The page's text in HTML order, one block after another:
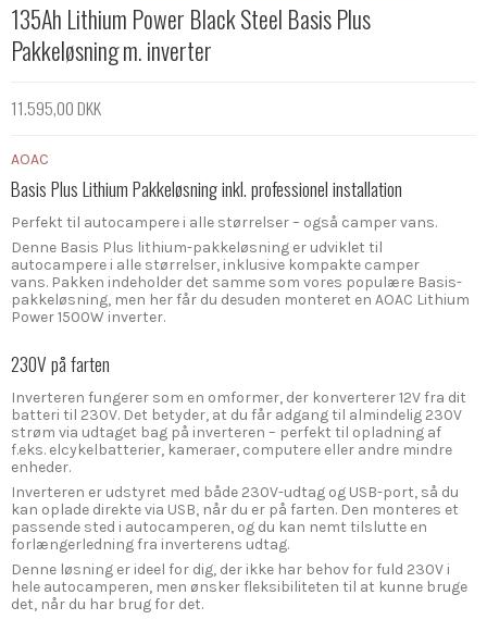
135Ah Lithium Power Black Steel Basis Plus
Pakkeløsning m. inverter
11.595,00 DKK
AOAC
Basis Plus Lithium Pakkeløsning inkl. professionel installation
Perfekt til autocampere i alle størrelser – også camper vans.
Denne Basis Plus lithium-pakkeløsning er udviklet til
autocampere i alle størrelser, inklusive kompakte camper
vans. Pakken indeholder det samme som vores populære Basis-
pakkeløsning, men her får du desuden monteret en AOAC Lithium
Power 1500W inverter.
230V på farten
Inverteren fungerer som en omformer, der konverterer 12V fra dit
batteri til 230V. Det betyder, at du får adgang til almindelig 230V
strøm via udtaget bag på inverteren – perfekt til opladning af
f.eks. elcykelbatterier, kameraer, computere eller andre mindre
enheder.
Inverteren er udstyret med både 230V-udtag og USB-port, så du
kan oplade direkte via USB, når du er på farten. Den monteres et
passende sted i autocamperen, og du kan nemt tilslutte en
forlængerledning fra inverterens udtag.
Denne løsning er ideel for dig, der ikke har behov for fuld 230V i
hele autocamperen, men ønsker fleksibiliteten til at kunne bruge
det, når du har brug for det.